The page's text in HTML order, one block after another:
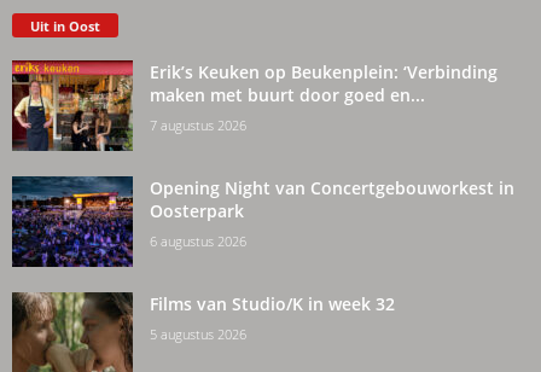
Uit in Oost
Erik’s Keuken op Beukenplein: ‘Verbinding
maken met buurt door goed en...
7 augustus 2026
Opening Night van Concertgebouworkest in
Oosterpark
6 augustus 2026
Films van Studio/K in week 32
5 augustus 2026